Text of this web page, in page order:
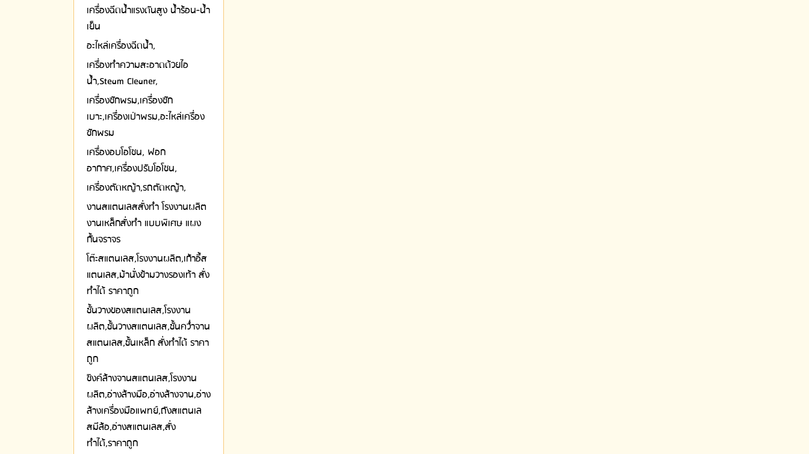
เครื่องฉีดน้ำแรงดันสูง น้ำร้อน-น้ำ
เย็น
อะไหล่เครื่องฉีดน้ำ,
เครื่องทำความสะอาดด้วยไอ
น้ำ,Steam Cleaner,
เครื่องซักพรม,เครื่องซัก
เบาะ,เครื่องเป่าพรม,อะไหล่เครื่อง
ซักพรม
เครื่องอบโอโซน, ฟอก
อากาศ,เครื่องปรับโอโซน,
เครื่องตัดหญ้า,รถตัดหญ้า,
งานสแตนเลสสั่งทำ โรงงานผลิต
งานเหล็กสั่งทำ แบบพิเศษ แผง
กั้นจราจร
โต๊ะสแตนเลส,โรงงานผลิต,เก้าอี้ส
แตนเลส,ม้านั่งข้ามวางรองเท้า สั่ง
ทำได้ ราคาถูก
ชั้นวางของสแตนเลส,โรงงาน
ผลิต,ชั้นวางสแตนเลส,ชั้นคว่ำจาน
สแตนเลส,ชั้นเหล็ก สั่งทำได้ ราคา
ถูก
ซิงค์ล้างจานสแตนเลส,โรงงาน
ผลิต,อ่างล้างมือ,อ่างล้างจาน,อ่าง
ล้างเครื่องมือแพทย์,ถังสแตนเล
สมีล้อ,อ่างสแตนเลส,สั่ง
ทำได้,ราคาถูก